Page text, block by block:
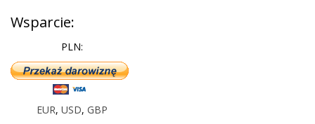
Wsparcie:
PLN:
EUR, USD, GBP